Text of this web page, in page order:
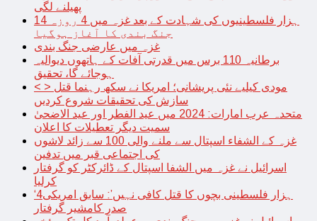
پھیلنے لگی
14 ہزار فلسطینیوں کی شہادت کے بعد غزہ میں 4 روزہ
جنگ بندی کا آغاز ہوگیا
غزہ میں عارضی جنگ بندی
برطانیہ 110 برس میں قدرتی آفات کے ہاتھوں دیوالیہ
ہوجائے گا، تحقیق
< > مودی کیلیے نئی پریشانی؛ امریکا نے سکھ رہنما قتل
سازش کی تحقیقات شروع کردیں
متحدہ عرب امارات: 2024 میں عید الفطر اور عید الاضحیٰ
سمیت دیگر تعطیلات کا اعلان
غزہ کے الشفاء اسپتال سے ملنے والی 100 سے زائد لاشوں
کی اجتماعی قبر میں تدفین
اسرائیل نے غزہ میں الشفا اسپتال کے ڈائرکٹر کو گرفتار
کرلیا
‘4ہزار فلسطینی بچوں کا قتل کافی نہیں’: سابق امریکی
صدر کامشیر گرفتار